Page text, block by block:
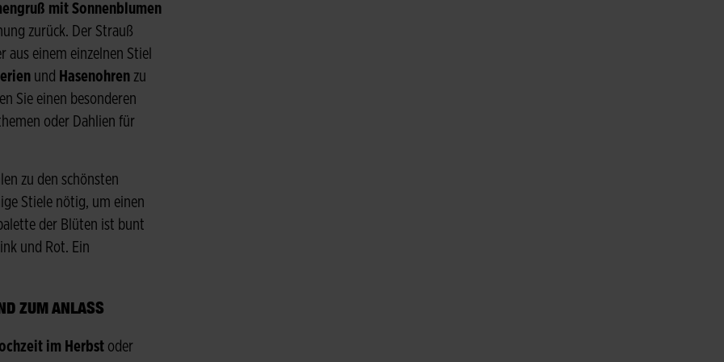
mit Sonnenblumen
zurück. Der Strauß
aus einem einzelnen Stiel
und Hasenohren zu
Sie einen besonderen
oder Dahlien für
zu den schönsten
Stiele nötig, um einen
der Blüten ist bunt
und Rot. Ein
ZUM ANLASS
im Herbst oder